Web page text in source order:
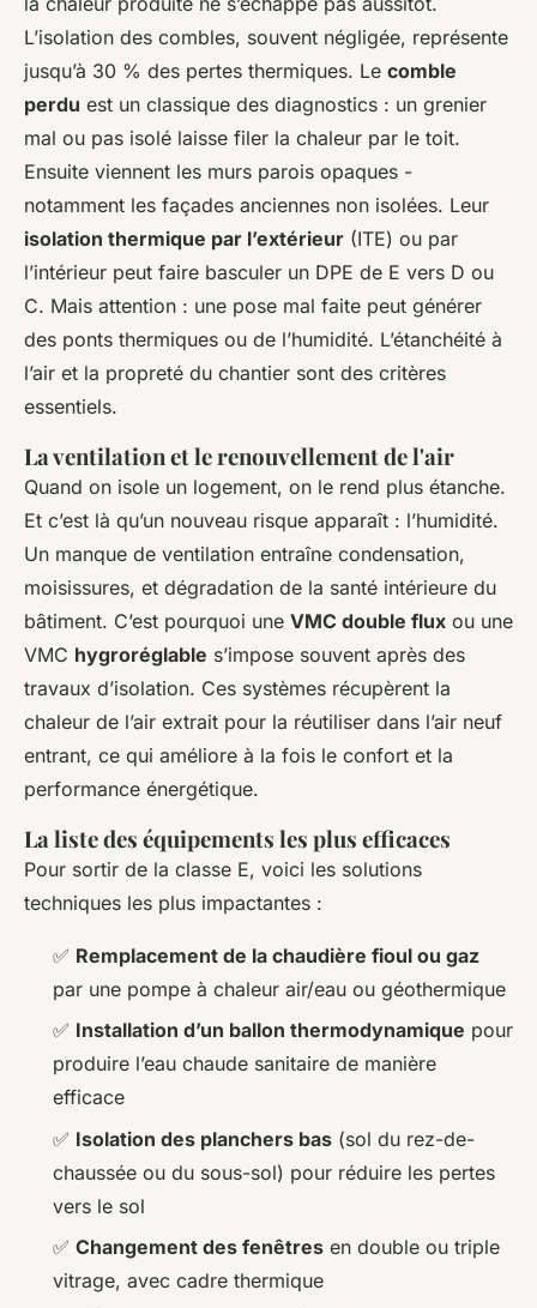
L’isolation des combles, souvent négligée, représente
jusqu’à 30 % des pertes thermiques. Le comble
perdu est un classique des diagnostics : un grenier
mal ou pas isolé laisse filer la chaleur par le toit.
Ensuite viennent les murs parois opaques -
notamment les façades anciennes non isolées. Leur
isolation thermique par l’extérieur (ITE) ou par
l’intérieur peut faire basculer un DPE de E vers D ou
C. Mais attention : une pose mal faite peut générer
des ponts thermiques ou de l’humidité. L’étanchéité à
l’air et la propreté du chantier sont des critères
essentiels.
La ventilation et le renouvellement de l'air
Quand on isole un logement, on le rend plus étanche.
Et c’est là qu’un nouveau risque apparaît : l’humidité.
Un manque de ventilation entraîne condensation,
moisissures, et dégradation de la santé intérieure du
bâtiment. C’est pourquoi une VMC double flux ou une
VMC hygroréglable s’impose souvent après des
travaux d’isolation. Ces systèmes récupèrent la
chaleur de l’air extrait pour la réutiliser dans l’air neuf
entrant, ce qui améliore à la fois le confort et la
performance énergétique.
La liste des équipements les plus efficaces
Pour sortir de la classe E, voici les solutions
techniques les plus impactantes :
✅ Remplacement de la chaudière fioul ou gaz
par une pompe à chaleur air/eau ou géothermique
✅ Installation d’un ballon thermodynamique pour
produire l’eau chaude sanitaire de manière
efficace
✅ Isolation des planchers bas (sol du rez-de-
chaussée ou du sous-sol) pour réduire les pertes
vers le sol
✅ Changement des fenêtres en double ou triple
vitrage, avec cadre thermique